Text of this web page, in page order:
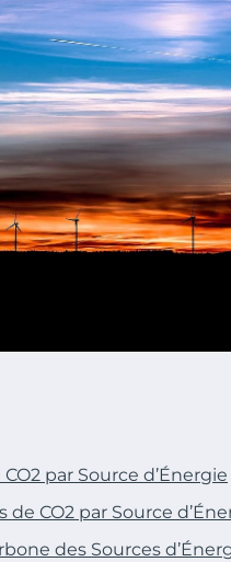
par Source d’Énergie
de CO2 par Source
des Sources